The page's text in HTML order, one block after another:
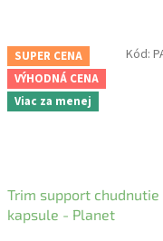
SUPER CENA
VÝHODNÁ CENA
Viac za menej
Trim support chudnutie
kapsule - Planet
Kód: